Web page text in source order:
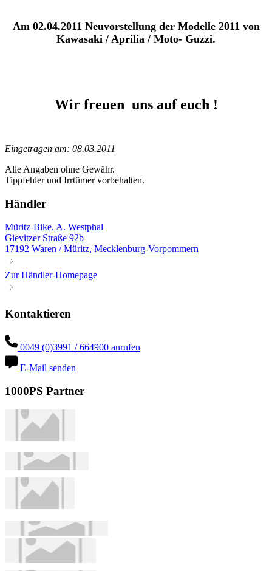
Am 02.04.2011 Neuvorstellung der Modelle 2011 von
Kawasaki / Aprilia / Moto- Guzzi.
Wir freuen uns auf euch !
Eingetragen am: 08.03.2011
Alle Angaben ohne Gewähr.
Tippfehler und Irrtümer vorbehalten.
Händler
Müritz-Bike, A. Westphal
Gievitzer Straße 92b
17192 Waren / Müritz, Mecklenburg-Vorpommern
Zur Händler-Homepage
Kontaktieren
0049 (0)3991 / 664900 anrufen
E-Mail senden
1000PS Partner